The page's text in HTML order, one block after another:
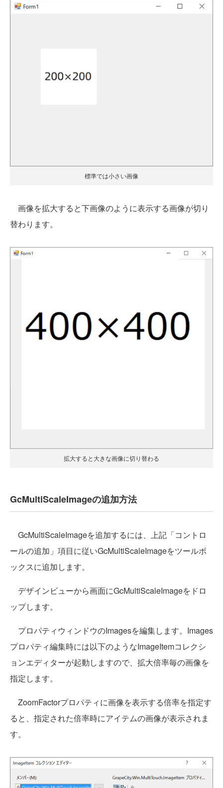
標準では小さい画像
画像を拡大すると下画像のように表示する画像が切り
替わります。
拡大すると大きな画像に切り替わる
GcMultiScaleImageの追加方法
GcMultiScaleImageを追加するには、上記「コントロ
ールの追加」項目に従いGcMultiScaleImageをツールボ
ックスに追加します。
デザインビューから画面にGcMultiScaleImageをドロ
ップします。
プロパティウィンドウのImagesを編集します。Images
プロパティ編集時には以下のようなImageItemコレクシ
ョンエディターが起動しますので、拡大倍率毎の画像を
指定します。
ZoomFactorプロパティに画像を表示する倍率を指定す
ると、指定された倍率時にアイテムの画像が表示されま
す。